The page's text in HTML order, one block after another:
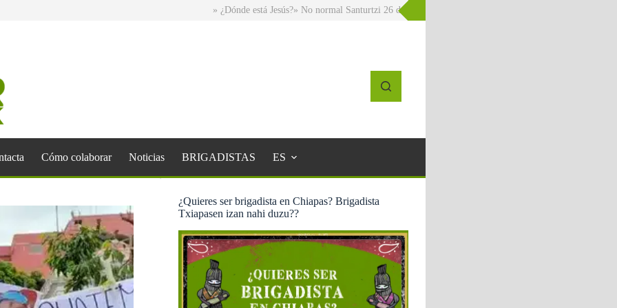
» ¿Dónde está Jesús?» No normal Santurtzi 26 de junio La Kelo Gaztetxea
Cómo colaborar Noticias BRIGADISTAS ES
¿Quieres ser brigadista en Chiapas? Brigadista
Txiapasen izan nahi duzu??